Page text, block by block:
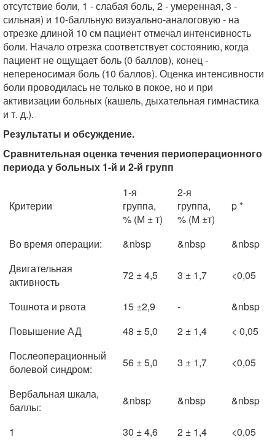
отсутствие боли, 1 - слабая боль, 2 - умеренная, 3 -
сильная) и 10-балльную визуально-аналоговую - на
отрезке длиной 10 см пациент отмечал интенсивность
боли. Начало отрезка соответствует состоянию, когда
пациент не ощущает боль (0 баллов), конец -
непереносимая боль (10 баллов). Оценка интенсивности
боли проводилась не только в покое, но и при
активизации больных (кашель, дыхательная гимнастика
и т. д.).
Результаты и обсуждение.
Сравнительная оценка течения периоперационного
периода у больных 1-й и 2-й групп
Критерии
1-я
группа,
% (М ± т)
2-я
группа,
% (М ±т)
p *
Во время операции: &nbsp &nbsp
&nbsp
Двигательная
активность
72 ± 4,5 3 ± 1,7 <0,05
Тошнота и рвота 15 ±2,9 -
&nbsp
Повышение АД
48 ± 5,0 2 ± 1,4
< 0,05
Послеоперационный
болевой синдром:
56 ± 5,0 3 ± 1,7 <0,05
Вербальная шкала,
баллы:
&nbsp &nbsp &nbsp
1 30 ± 4,6 2 ± 1,4
<0,05